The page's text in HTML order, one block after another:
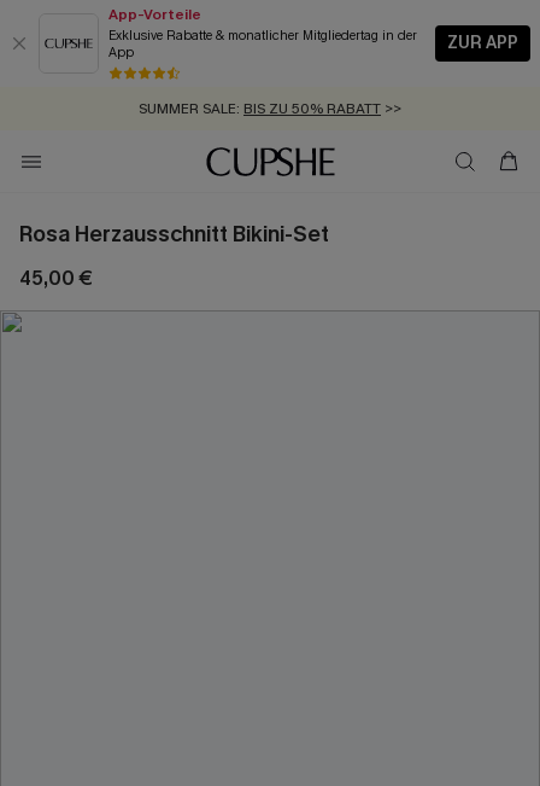
App-Vorteile
Exklusive Rabatte & monatlicher Mitgliedertag in der
App
ZUR APP
GRATIS MASSBAND MIT JEDEM SCHNELLVERSAND-ARTIKEL >>
SUMMER SALE: BIS ZU 50% RABATT >>
ZUM NEWSLETTER:BIS ZU -20% EXTRA ERHALTEN
KOSTENLOSER VERSAND AB 89 €
Rosa Herzausschnitt Bikini-Set
45,00 €